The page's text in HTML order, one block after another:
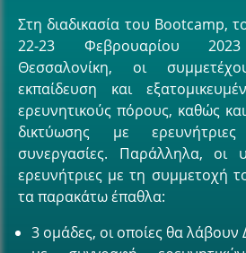
Στη διαδικασία του Bootcamp,
22-23 Φεβρουαρίου
Θεσσαλονίκη, oι
εκπαίδευση και
ερευνητικούς πόρους, καθώς
δικτύωσης με
συνεργασίες. Παράλληλα, οι
ερευνήτριες με τη συμμετοχή
τα παρακάτω έπαθλα:
3 ομάδες, οι οποίες θα